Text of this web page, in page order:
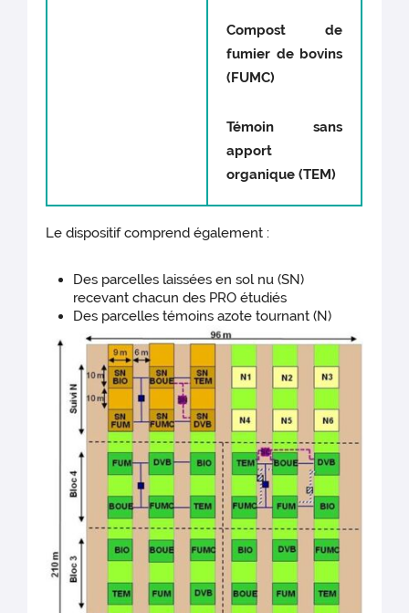
Compost de
fumier de bovins
(FUMC)
Témoin sans
apport
organique (TEM)
Le dispositif comprend également :
Des parcelles laissées en sol nu (SN)
recevant chacun des PRO étudiés
Des parcelles témoins azote tournant (N)